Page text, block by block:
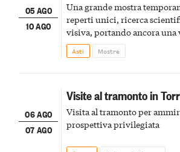
05 AGO
10 AGO
Una grande mostra
reperti unici, ricerca
visiva, portando ancora una
della scena le meraviglie del
Asti Mostre
06 AGO
07 AGO
Visite al tramonto in
Visita al tramonto per
prospettiva privilegiata